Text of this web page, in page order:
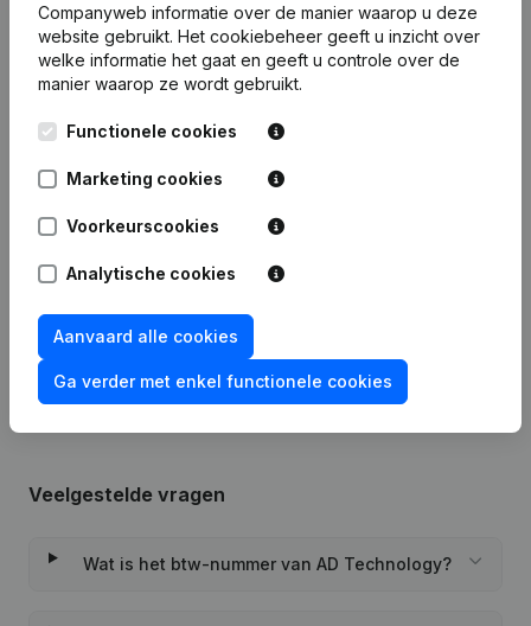
Brutomarge €2.023 €23.678
Publicatiesvan AD Technology
21-11-2022
Rubriek Oprichting (Nieuwe
Rechtspersoon, Opening Bijkantoor,
enz...)(FR)
Veelgestelde vragen
Wat is het btw-nummer van AD Technology?
Companyweb informatie over de manier waarop u deze
website gebruikt. Het cookiebeheer geeft u inzicht over
welke informatie het gaat en geeft u controle over de
manier waarop ze wordt gebruikt.
Functionele cookies
Marketing cookies
Voorkeurscookies
Analytische cookies
Aanvaard alle cookies
Ga verder met enkel functionele cookies